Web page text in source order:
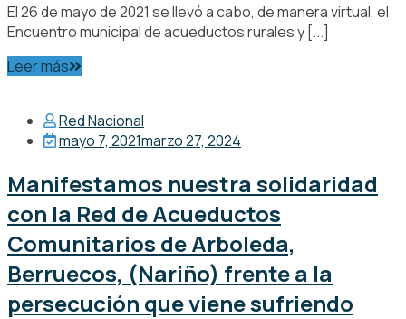
El 26 de mayo de 2021 se llevó a cabo, de manera virtual, el
Encuentro municipal de acueductos rurales y [...]
Leer más
Red Nacional
mayo 7, 2021marzo 27, 2024
Manifestamos nuestra solidaridad
con la Red de Acueductos
Comunitarios de Arboleda,
Berruecos, (Nariño) frente a la
persecución que viene sufriendo